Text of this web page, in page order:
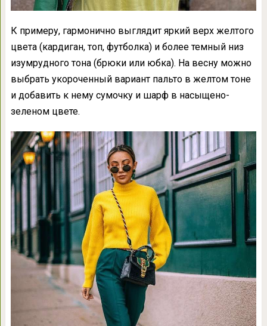
К примеру, гармонично выглядит яркий верх желтого
цвета (кардиган, топ, футболка) и более темный низ
изумрудного тона (брюки или юбка). На весну можно
выбрать укороченный вариант пальто в желтом тоне
и добавить к нему сумочку и шарф в насыщено-
зеленом цвете.